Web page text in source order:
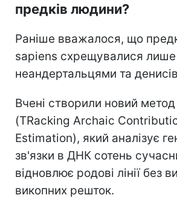
предків людини?
Раніше вважалося, що
sapiens схрещувалися лише
неандертальцями та
Вчені створили новий метод
(TRacking Archaic
Estimation), який аналізує
зв'язки в ДНК сотень
відновлює родові лінії без
викопних решток.